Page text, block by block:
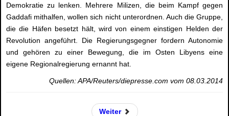
Demokratie zu lenken. Mehrere Milizen, die beim Kampf gegen
Gaddafi mithalfen, wollen sich nicht unterordnen. Auch die Gruppe,
die die Häfen besetzt hält, wird von einem einstigen Helden der
Revolution angeführt. Die Regierungsgegner fordern Autonomie
und gehören zu einer Bewegung, die im Osten Libyens eine
eigene Regionalregierung ernannt hat.
Quellen: APA/Reuters/diepresse.com vom 08.03.2014
Weiter